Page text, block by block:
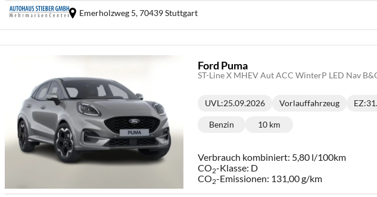
Emerholzweg 5,70439 Stuttgart
Ford Puma
ST-Line X MHEV Aut ACC WinterP LED Nav
Lieferzeit:
UVL:25.09.2026 Vorlauffahrzeug EZ:
Kraftstoff:
Benzin
Kilometerstand:
10 km
Verbrauch kombiniert: 5,80 l/100km
CO2-Klasse: D
CO2-Emissionen: 131,00 g/km